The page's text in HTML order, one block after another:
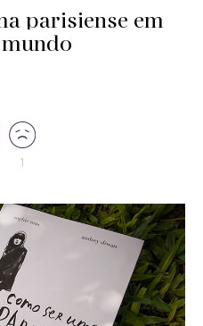
parisiense em
1